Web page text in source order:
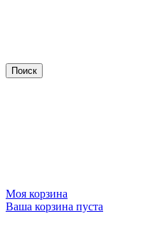
Моя корзина
Ваша корзина пуста